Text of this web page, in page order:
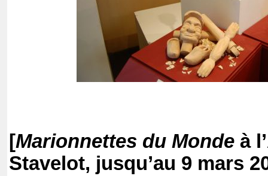
[Marionnettes du Monde à
Stavelot, jusqu’au 9 mars